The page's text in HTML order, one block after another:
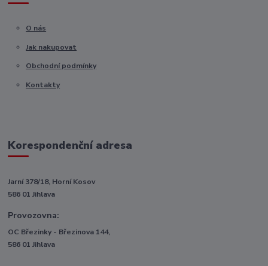
O nás
Jak nakupovat
Obchodní podmínky
Kontakty
Korespondenční adresa
Jarní 378/18, Horní Kosov
586 01 Jihlava
Provozovna:
OC Březinky - Březinova 144,
586 01 Jihlava